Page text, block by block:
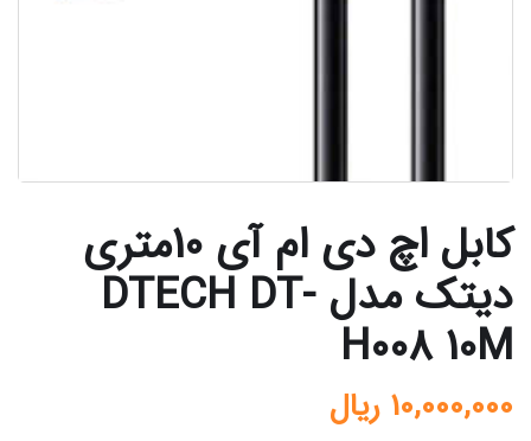
کابل اچ دی ام آی 10متری
دیتک مدل DTECH DT-
H008 10M
10,000,000 ریال